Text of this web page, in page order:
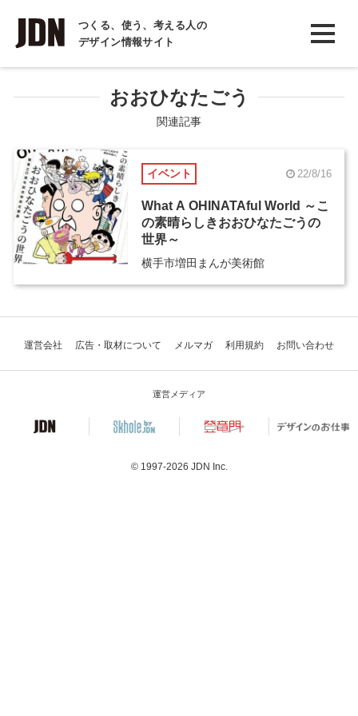
つくる、使う、考える人の
デザイン情報サイト
INTERVIEW
インタビュー
REPORT
COLUMN
コラム
おおひなたごう
関連記事
イベント 22/8/16
What A OHINATAful World ～こ
の素晴らしきおおひなたごうの
世界～
横手市増田まんが美術館
運営会社 広告・取材について メルマガ 利用規約 お問い合わせ
運営メディア
© 1997-2026 JDN Inc.